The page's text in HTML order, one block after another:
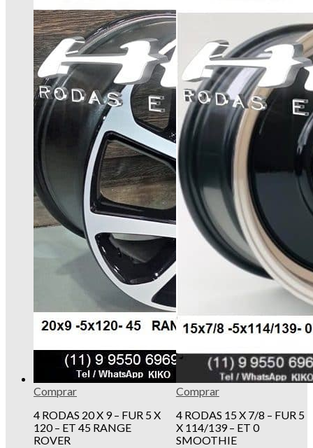
Comprar
4 RODAS 20 X 9 – FUR 5 X
120 – ET 45 RANGE
ROVER
Comprar
4 RODAS 15 X 7/8 – FUR 5
X 114/139 – ET 0
SMOOTHIE